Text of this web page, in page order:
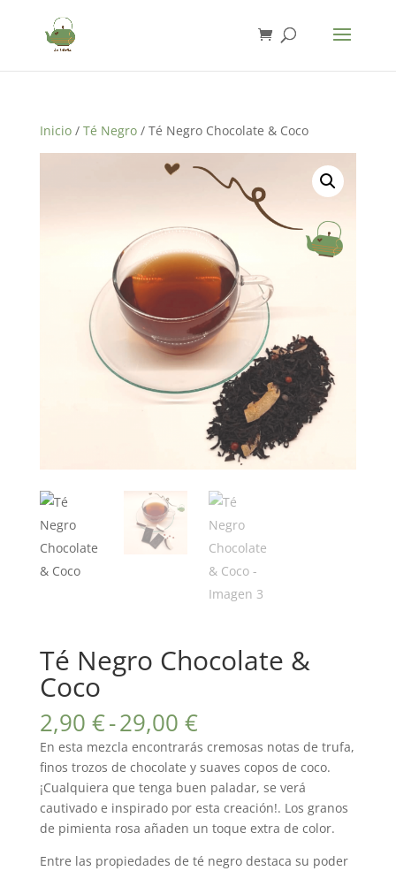
Inicio/ Té Negro/ Té Negro Chocolate & Coco
Té Negro Chocolate &
Coco
2,90 €-29,00 €Rango
de
precios:
desde
2,90 €
hasta
29,00 €
En esta mezcla encontrarás cremosas notas de trufa,
finos trozos de chocolate y suaves copos de coco.
¡Cualquiera que tenga buen paladar, se verá
cautivado e inspirado por esta creación!. Los granos
de pimienta rosa añaden un toque extra de color.
Entre las propiedades de té negro destaca su poder